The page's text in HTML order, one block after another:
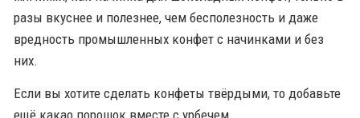
разы вкуснее и полезнее, чем бесполезность и даже
вредность промышленных конфет с начинками и без
них.
Если вы хотите сделать конфеты твёрдыми, то добавьте